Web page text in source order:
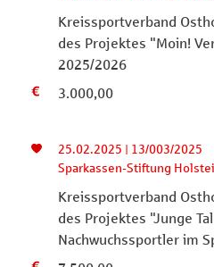
Kreissportverband
des Projektes "Moin!
2025/2026
3.000,00
25.02.2025 | 13/003/2025
Sparkassen-Stiftung
Kreissportverband
des Projektes "Junge
Nachwuchssportler im